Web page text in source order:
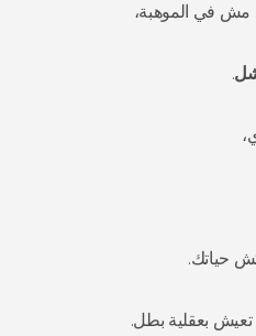
مش في الموهبة،
.
حياتك.
بعقلية بطل.